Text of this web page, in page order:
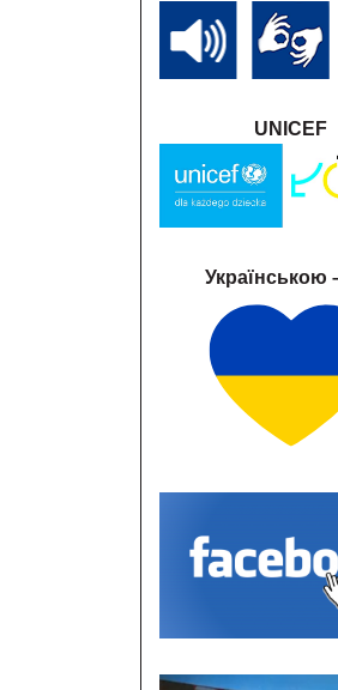
UNICEF
Українською